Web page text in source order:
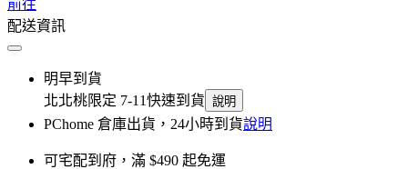
前往
配送資訊
明早到貨
北北桃限定 7-11快速到貨 說明
PChome 倉庫出貨，24小時到貨說明
可宅配到府，滿 $490 起免運